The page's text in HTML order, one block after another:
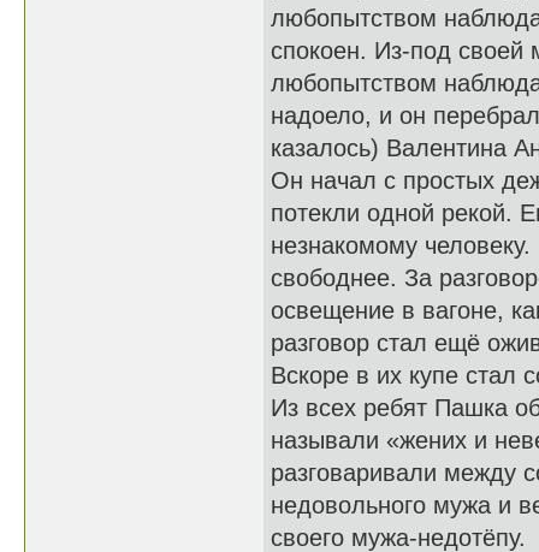
любопытством
спокоен. Из-под своей
любопытством
надоело, и он
казалось) Валентина
Он начал с простых
потекли одной рекой.
незнакомому
свободнее. За
освещение в вагоне,
разговор стал ещё
Вскоре в их купе стал
Из всех ребят Пашка
называли «жених и
разговаривали между
недовольного мужа и
своего мужа-недотёпу.